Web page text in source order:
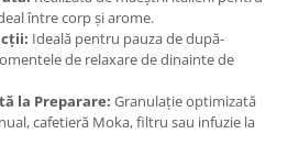
între corp și arome.
Ideală pentru pauza de după-
de relaxare de dinainte de
la Preparare: Granulație optimizată
cafetieră Moka, filtru sau infuzie la